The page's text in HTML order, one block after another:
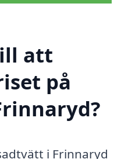
att
på
i Frinnaryd